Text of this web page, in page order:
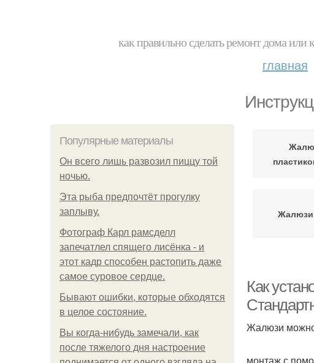
как правильно сделать ремонт дома
главная
Популярные материалы
Он всего лишь развозил пиццу той
ночью.
Эта рыба предпочтёт прогулку
заплыву.
Фотограф Карл рамсделл
запечатлел спящего лисёнка - и
этот кадр способен растопить даже
самое суровое сердце.
Бывают ошибки, которые обходятся
в целое состояние.
Вы когда-нибудь замечали, как
после тяжелого дня настроение
Жалюзи
Как
Жалюзи можно